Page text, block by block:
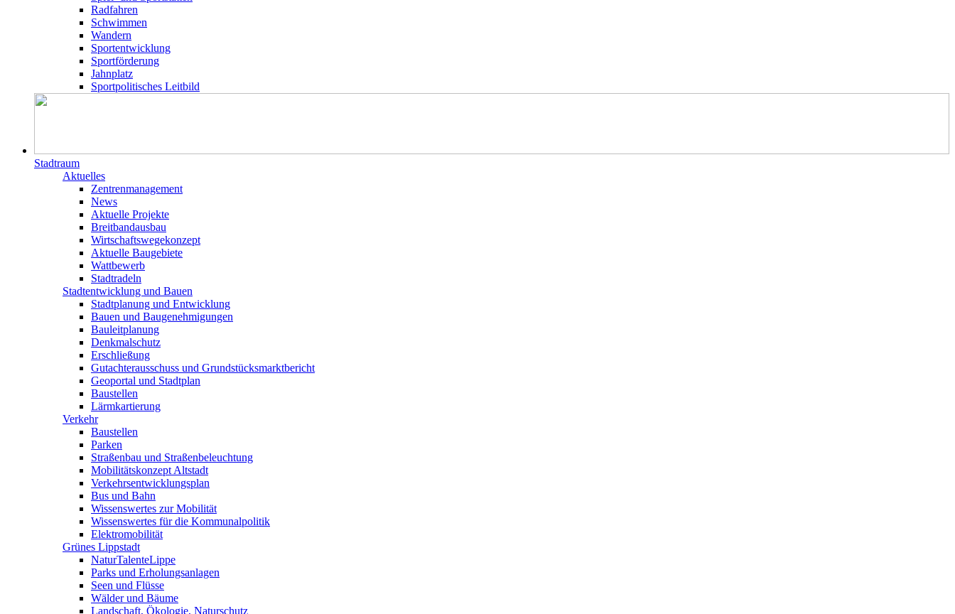
Radfahren
Schwimmen
Wandern
Sportentwicklung
Sportförderung
Jahnplatz
Sportpolitisches Leitbild
Stadtraum
Aktuelles
Zentrenmanagement
News
Aktuelle Projekte
Breitbandausbau
Wirtschaftswegekonzept
Aktuelle Baugebiete
Wattbewerb
Stadtradeln
Stadtentwicklung und Bauen
Stadtplanung und Entwicklung
Bauen und Baugenehmigungen
Bauleitplanung
Denkmalschutz
Erschließung
Gutachterausschuss und Grundstücksmarktbericht
Geoportal und Stadtplan
Baustellen
Lärmkartierung
Verkehr
Baustellen
Parken
Straßenbau und Straßenbeleuchtung
Mobilitätskonzept Altstadt
Verkehrsentwicklungsplan
Bus und Bahn
Wissenswertes zur Mobilität
Wissenswertes für die Kommunalpolitik
Elektromobilität
Grünes Lippstadt
NaturTalenteLippe
Parks und Erholungsanlagen
Seen und Flüsse
Wälder und Bäume
Landschaft, Ökologie, Naturschutz